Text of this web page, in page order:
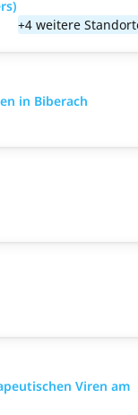
+4 weitere
in Biberach
Viren am